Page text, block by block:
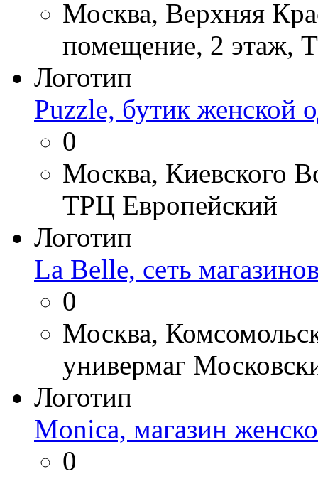
Москва, Верхняя
помещение, 2 этаж,
Логотип
Puzzle, бутик женской
0
Москва, Киевского
ТРЦ Европейский
Логотип
La Belle, сеть
0
Москва,
универмаг
Логотип
Monica, магазин
0